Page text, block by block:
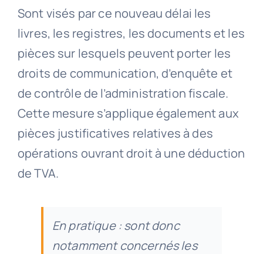
Sont visés par ce nouveau délai les
livres, les registres, les documents et les
pièces sur lesquels peuvent porter les
droits de communication, d’enquête et
de contrôle de l’administration fiscale.
Cette mesure s’applique également aux
pièces justificatives relatives à des
opérations ouvrant droit à une déduction
de TVA.
En pratique : sont donc
notamment concernés les